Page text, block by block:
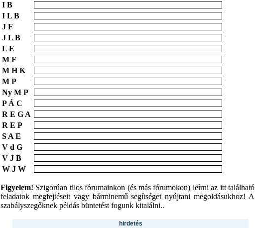
I B
I L B
J F
J L B
L E
M F
M H K
M P
Ny M P
P Á C
R E G A
R E P
S A E
V d G
V J B
W J W
Figyelem! Szigorúan tilos fórumainkon (és más fórumokon) leírni az itt található
feladatok megfejtéseit vagy bárminemű segítséget nyújtani megoldásukhoz! A
szabályszegőknek példás büntetést fogunk kitalálni..
hirdetés